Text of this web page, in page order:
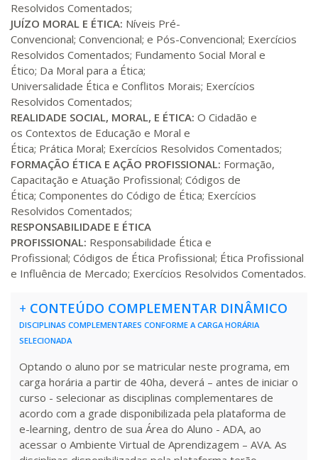
Resolvidos Comentados;
JUÍZO MORAL E ÉTICA: Níveis Pré-
Convencional; Convencional; e Pós-Convencional; Exercícios
Resolvidos Comentados; Fundamento Social Moral e
Ético; Da Moral para a Ética;
Universalidade Ética e Conflitos Morais; Exercícios
Resolvidos Comentados;
REALIDADE SOCIAL, MORAL, E ÉTICA: O Cidadão e
os Contextos de Educação e Moral e
Ética; Prática Moral; Exercícios Resolvidos Comentados;
FORMAÇÃO ÉTICA E AÇÃO PROFISSIONAL: Formação,
Capacitação e Atuação Profissional; Códigos de
Ética; Componentes do Código de Ética; Exercícios
Resolvidos Comentados;
RESPONSABILIDADE E ÉTICA
PROFISSIONAL: Responsabilidade Ética e
Profissional; Códigos de Ética Profissional; Ética Profissional
e Influência de Mercado; Exercícios Resolvidos Comentados.
+ CONTEÚDO COMPLEMENTAR DINÂMICO
DISCIPLINAS COMPLEMENTARES CONFORME A CARGA HORÁRIA
SELECIONADA
Optando o aluno por se matricular neste programa, em
carga horária a partir de 40ha, deverá – antes de iniciar o
curso - selecionar as disciplinas complementares de
acordo com a grade disponibilizada pela plataforma de
e-learning, dentro de sua Área do Aluno - ADA, ao
acessar o Ambiente Virtual de Aprendizagem – AVA. As